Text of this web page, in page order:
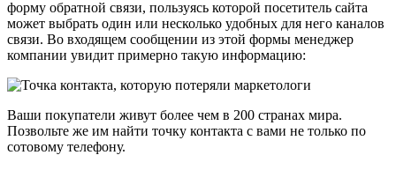
форму обратной связи, пользуясь которой посетитель сайта
может выбрать один или несколько удобных для него каналов
связи. Во входящем сообщении из этой формы менеджер
компании увидит примерно такую информацию:
Ваши покупатели живут более чем в 200 странах мира.
Позвольте же им найти точку контакта с вами не только по
сотовому телефону.